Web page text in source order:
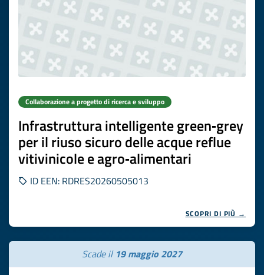
Collaborazione a progetto di ricerca e sviluppo
Infrastruttura intelligente green‑grey
per il riuso sicuro delle acque reflue
vitivinicole e agro‑alimentari
ID EEN: RDRES20260505013
SCOPRI DI PIÙ →
Scade il 19 maggio 2027